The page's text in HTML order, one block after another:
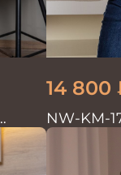
14 800
NW-KM-
мужская